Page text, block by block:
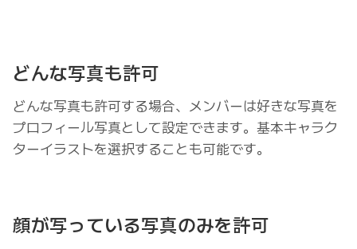
どんな写真も許可
どんな写真も許可する場合、メンバーは好きな写真を
プロフィール写真として設定できます。基本キャラク
ターイラストを選択することも可能です。
顔が写っている写真のみを許可